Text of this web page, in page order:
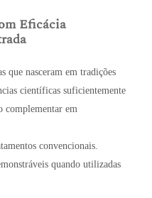
Eficácia
que nasceram em tradições
científicas suficientemente
complementar em
convencionais.
quando utilizadas